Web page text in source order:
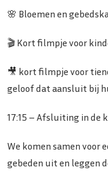
🌸 Bloemen en
🎬 Kort filmpje voor
🎥 kort filmpje voor
geloof dat aansluit bij
17:15 – Afsluiting in de
We komen samen voor
gebeden uit en leggen